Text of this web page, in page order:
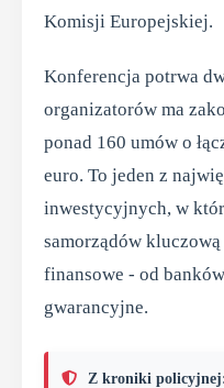
Komisji Europejskiej.
Konferencja potrwa
organizatorów ma
ponad 160 umów o
euro. To jeden z
inwestycyjnych, w
samorządów
finansowe - od
gwarancyjne.
Z kroniki